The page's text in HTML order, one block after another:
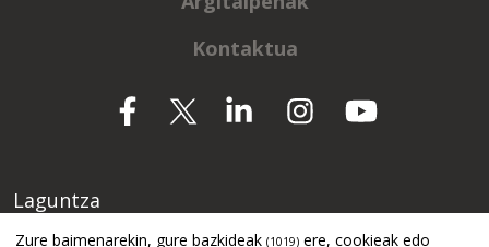
Kontaktua
Laguntza
Zure baimenarekin, gure bazkideak (1019) ere, cookieak edo